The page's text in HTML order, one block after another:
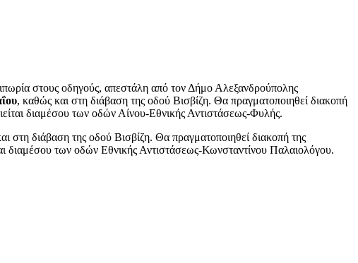
στους οδηγούς, απεστάλη από τον Δήμο Αλεξανδρούπολης
, καθώς και στη διάβαση της οδού Βισβίζη. Θα πραγματοποιηθεί διακοπή
διαμέσου των οδών Αίνου-Εθνικής Αντιστάσεως-Φυλής.
στη διάβαση της οδού Βισβίζη. Θα πραγματοποιηθεί διακοπή της
διαμέσου των οδών Εθνικής Αντιστάσεως-Κωνσταντίνου Παλαιολόγου.